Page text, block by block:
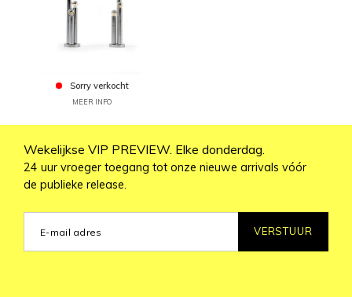
Sorry verkocht
MEER INFO
Wekelijkse VIP PREVIEW. Elke donderdag.
24 uur vroeger toegang tot onze nieuwe arrivals vóór
de publieke release.
VERSTUUR